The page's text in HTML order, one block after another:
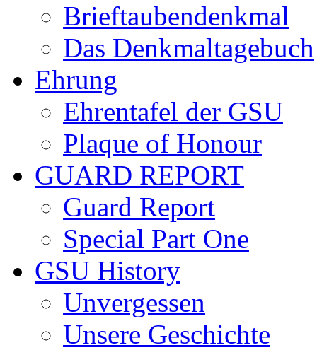
Brieftaubendenkmal
Das Denkmaltagebuch
Ehrung
Ehrentafel der GSU
Plaque of Honour
GUARD REPORT
Guard Report
Special Part One
GSU History
Unvergessen
Unsere Geschichte